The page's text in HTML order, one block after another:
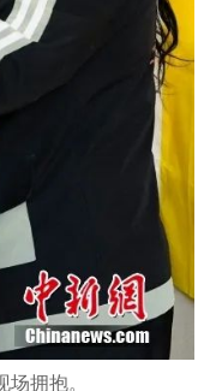
拥抱。